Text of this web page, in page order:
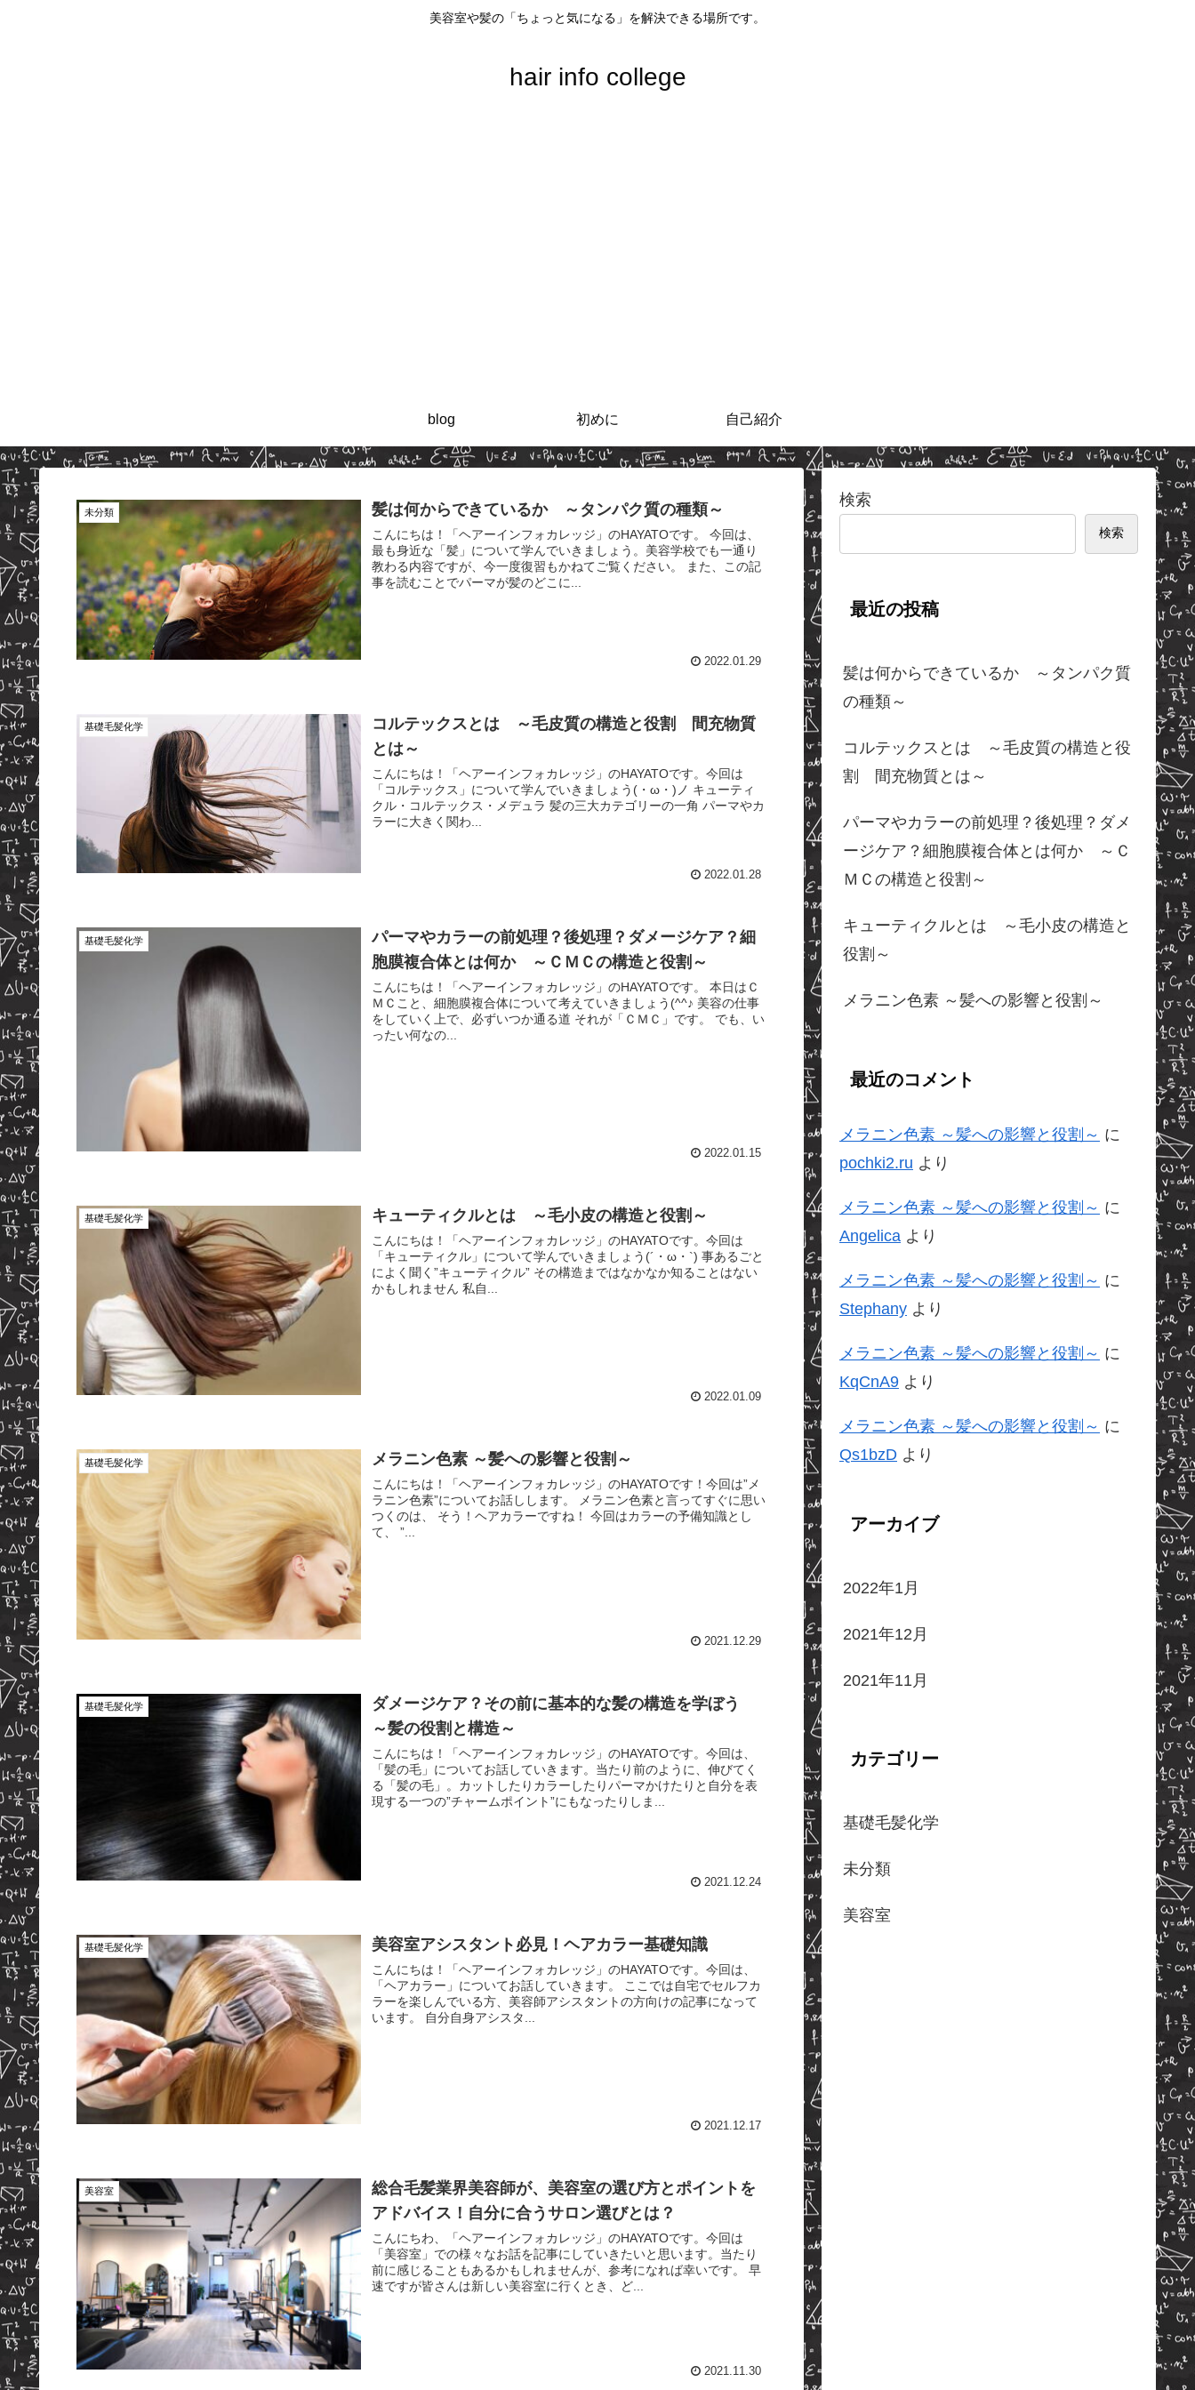
美容室や髪の「ちょっと気になる」を解決できる場所です。
hair info college
blog 初めに 自己紹介
未分類 髪は何からできているか ～タンパク質の種類～
こんにちは！「ヘアーインフォカレッジ」のHAYATOです。 今回は、
最も身近な「髪」について学んでいきましょう。美容学校でも一通り
教わる内容ですが、今一度復習もかねてご覧ください。 また、この記
事を読むことでパーマが髪のどこに...
2022.01.29
基礎毛髪化学
コルテックスとは ～毛皮質の構造と役割 間充物質
とは～
こんにちは！「ヘアーインフォカレッジ」のHAYATOです。今回は
「コルテックス」について学んでいきましょう(・ω・)ノ キューティ
クル・コルテックス・メデュラ 髪の三大カテゴリーの一角 パーマやカ
ラーに大きく関わ...
2022.01.28
基礎毛髪化学
パーマやカラーの前処理？後処理？ダメージケア？細
胞膜複合体とは何か ～ＣＭＣの構造と役割～
こんにちは！「ヘアーインフォカレッジ」のHAYATOです。 本日はＣ
ＭＣこと、細胞膜複合体について考えていきましょう(^^♪ 美容の仕事
をしていく上で、必ずいつか通る道 それが「ＣＭＣ」です。 でも、い
ったい何なの...
2022.01.15
基礎毛髪化学 キューティクルとは ～毛小皮の構造と役割～
こんにちは！「ヘアーインフォカレッジ」のHAYATOです。今回は
「キューティクル」について学んでいきましょう(´・ω・`) 事あるごと
によく聞く”キューティクル” その構造まではなかなか知ることはない
かもしれません 私自...
2022.01.09
基礎毛髪化学 メラニン色素 ～髪への影響と役割～
こんにちは！「ヘアーインフォカレッジ」のHAYATOです！今回は”メ
ラニン色素”についてお話しします。 メラニン色素と言ってすぐに思い
つくのは、 そう！ヘアカラーですね！ 今回はカラーの予備知識とし
て、 ”...
2021.12.29
基礎毛髪化学
ダメージケア？その前に基本的な髪の構造を学ぼう
～髪の役割と構造～
こんにちは！「ヘアーインフォカレッジ」のHAYATOです。今回は、
「髪の毛」についてお話していきます。当たり前のように、伸びてく
る「髪の毛」。カットしたりカラーしたりパーマかけたりと自分を表
現する一つの”チャームポイント”にもなったりしま...
2021.12.24
基礎毛髪化学 美容室アシスタント必見！ヘアカラー基礎知識
こんにちは！「ヘアーインフォカレッジ」のHAYATOです。今回は、
「ヘアカラー」についてお話していきます。 ここでは自宅でセルフカ
ラーを楽しんでいる方、美容師アシスタントの方向けの記事になって
います。 自分自身アシスタ...
2021.12.17
美容室
総合毛髪業界美容師が、美容室の選び方とポイントを
アドバイス！自分に合うサロン選びとは？
こんにちわ、「ヘアーインフォカレッジ」のHAYATOです。今回は
「美容室」での様々なお話を記事にしていきたいと思います。当たり
前に感じることもあるかもしれませんが、参考になれば幸いです。 早
速ですが皆さんは新しい美容室に行くとき、ど...
2021.11.30
検索
検索
最近の投稿
髪は何からできているか ～タンパク質
の種類～
コルテックスとは ～毛皮質の構造と役
割 間充物質とは～
パーマやカラーの前処理？後処理？ダメ
ージケア？細胞膜複合体とは何か ～Ｃ
ＭＣの構造と役割～
キューティクルとは ～毛小皮の構造と
役割～
メラニン色素 ～髪への影響と役割～
最近のコメント
メラニン色素 ～髪への影響と役割～ に
pochki2.ru より
メラニン色素 ～髪への影響と役割～ に
Angelica より
メラニン色素 ～髪への影響と役割～ に
Stephany より
メラニン色素 ～髪への影響と役割～ に
KqCnA9 より
メラニン色素 ～髪への影響と役割～ に
Qs1bzD より
アーカイブ
2022年1月
2021年12月
2021年11月
カテゴリー
基礎毛髪化学
未分類
美容室